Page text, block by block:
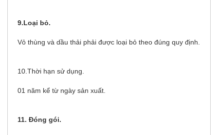
9.Loại bỏ.
Vỏ thùng và dầu thải phải được loại bỏ theo đúng quy định.
10.Thời hạn sử dụng.
01 năm kể từ ngày sản xuất.
11. Đóng gói.